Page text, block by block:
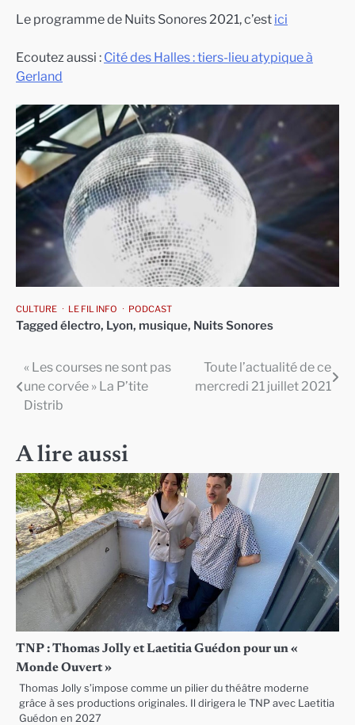
Le programme de Nuits Sonores 2021, c’est ici
Ecoutez aussi : Cité des Halles : tiers-lieu atypique à
Gerland
CULTURE LE FIL INFO PODCAST
Tagged électro, Lyon, musique, Nuits Sonores
Navigation
de
« Les courses ne sont pas
une corvée » La P’tite
Distrib
Toute l’actualité de ce
mercredi 21 juillet 2021
A lire aussi
TNP : Thomas Jolly et Laetitia Guédon pour un «
Monde Ouvert »
Thomas Jolly s’impose comme un pilier du théâtre moderne
grâce à ses productions originales. Il dirigera le TNP avec Laetitia
Guédon en 2027